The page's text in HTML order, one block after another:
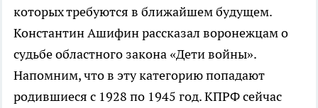
которых требуются в ближайшем будущем.
Константин Ашифин рассказал воронежцам о
судьбе областного закона «Дети войны».
Напомним, что в эту категорию попадают
родившиеся с 1928 по 1945 год. КПРФ сейчас